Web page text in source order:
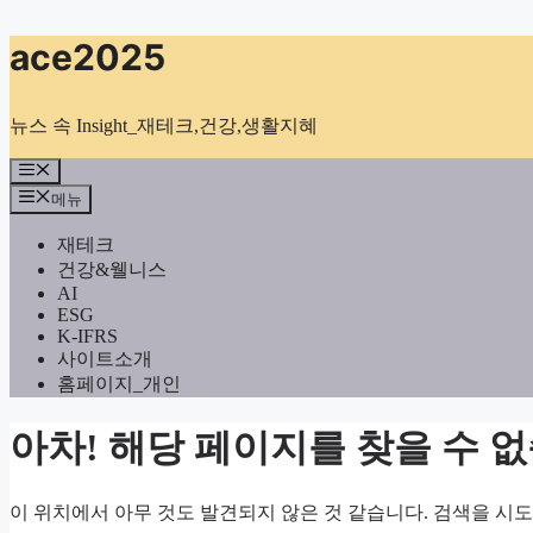
컨
텐
로
너
뛰
기
ace2025
뉴스 속 Insight_재테크,건강,생활지혜
메
뉴
메뉴
재테크
건강&웰니스
AI
ESG
K-IFRS
사이트소개
홈페이지_개인
아차! 해당 페이지를 찾을 수
이 위치에서 아무 것도 발견되지 않은 것 같습니다. 검색을 시